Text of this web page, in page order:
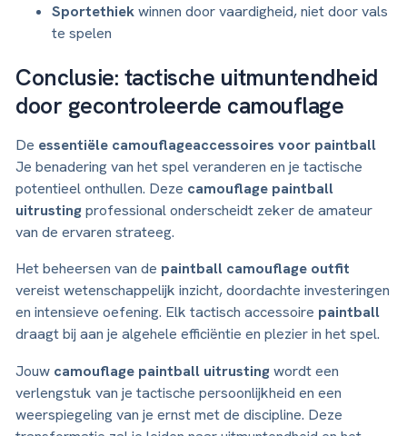
Sportethiekwinnen door vaardigheid, niet door vals
te spelen
Conclusie: tactische uitmuntendheid
door gecontroleerde camouflage
De essentiële camouflageaccessoires voor paintball
Je benadering van het spel veranderen en je tactische
potentieel onthullen. Deze camouflage paintball
uitrustingprofessional onderscheidt zeker de amateur
van de ervaren strateeg.
Het beheersen van de paintball camouflage outfit
vereist wetenschappelijk inzicht, doordachte investeringen
en intensieve oefening. Elk tactisch accessoire paintball
draagt bij aan je algehele efficiëntie en plezier in het spel.
Jouw camouflage paintball uitrustingwordt een
verlengstuk van je tactische persoonlijkheid en een
weerspiegeling van je ernst met de discipline. Deze